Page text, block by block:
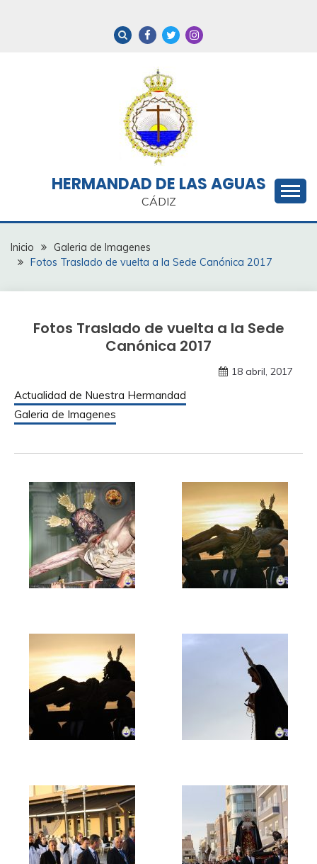
HERMANDAD DE LAS AGUAS
CÁDIZ
Inicio
Galeria de Imagenes
Fotos Traslado de vuelta a la Sede Canónica 2017
Fotos Traslado de vuelta a la Sede
Canónica 2017
18 abril, 2017
Actualidad de Nuestra Hermandad
Galeria de Imagenes